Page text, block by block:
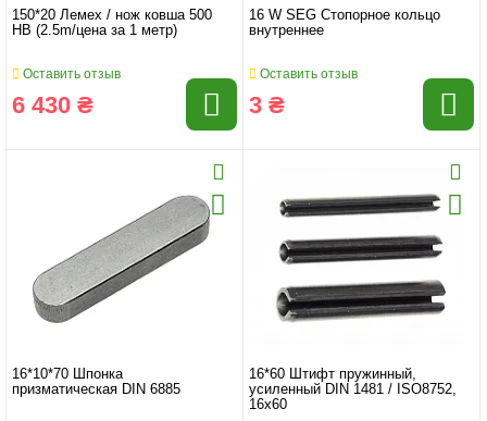
150*20 Лемех / нож ковша 500
HB (2.5m/цена за 1 метр)
Оставить отзыв
6 430 ₴
16 W SEG Стопорное кольцо
внутреннее
Оставить отзыв
3 ₴
16*10*70 Шпонка
призматическая DIN 6885
16*60 Штифт пружинный,
усиленный DIN 1481 / ISO8752,
16x60